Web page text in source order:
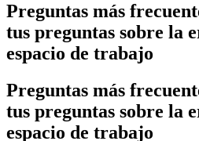
Preguntas más
tus preguntas sobre la
espacio de trabajo
Preguntas más
tus preguntas sobre la
espacio de trabajo